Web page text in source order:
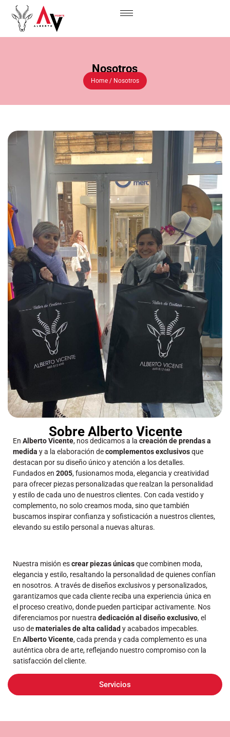
Nosotros
Home / Nosotros
Sobre Alberto Vicente
En Alberto Vicente, nos dedicamos a la creación de prendas a
medida y a la elaboración decomplementos exclusivosque
destacan por su diseño único y atención a los detalles.
Fundados en 2005, fusionamos moda, elegancia y creatividad
para ofrecer piezas personalizadas que realzan la personalidad
y estilo de cada uno de nuestros clientes. Con cada vestido y
complemento, no solo creamos moda, sino que también
buscamos inspirar confianza y sofisticación a nuestros clientes,
elevando su estilo personal a nuevas alturas.
Nuestra misión escrear piezas únicasque combinen moda,
elegancia y estilo, resaltando la personalidad de quienes confían
en nosotros. A través de diseños exclusivos y personalizados,
garantizamos que cada cliente reciba una experiencia única en
el proceso creativo, donde pueden participar activamente. Nos
diferenciamos por nuestra dedicación al diseño exclusivo, el
uso demateriales de alta calidady acabados impecables.
En Alberto Vicente, cada prenda y cada complemento es una
auténtica obra de arte, reflejando nuestro compromiso con la
satisfacción del cliente.
Servicios